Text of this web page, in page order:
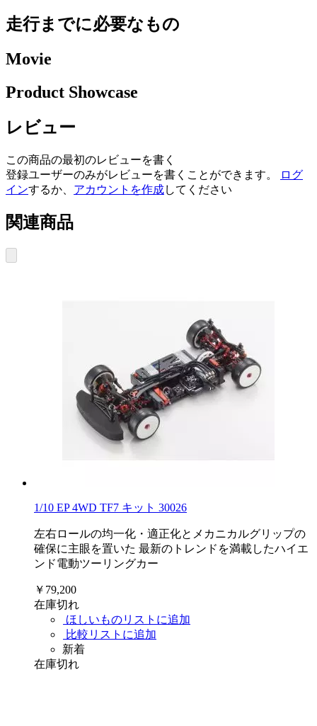
走行までに必要なもの
Movie
Product Showcase
レビュー
この商品の最初のレビューを書く
登録ユーザーのみがレビューを書くことができます。
ログ
インするか、 アカウントを作成してください
関連商品
1/10 EP 4WD TF7 キット 30026
左右ロールの均一化・適正化とメカニカルグリップの
確保に主眼を置いた 最新のトレンドを満載したハイエ
ンド電動ツーリングカー
￥79,200
在庫切れ
ほしいものリストに追加
比較リストに追加
新着
在庫切れ